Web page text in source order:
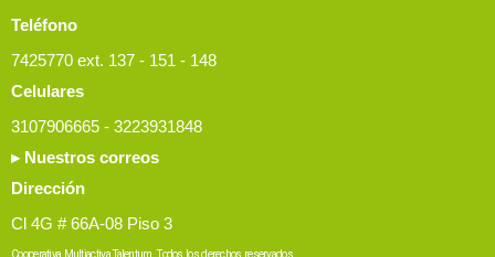
Teléfono
7425770 ext. 137 - 151 - 148
Celulares
3107906665 - 3223931848
▸ Nuestros correos
Dirección
Cl 4G # 66A-08 Piso 3
Cooperativa Multiactiva Talentum. Todos los derechos reservados